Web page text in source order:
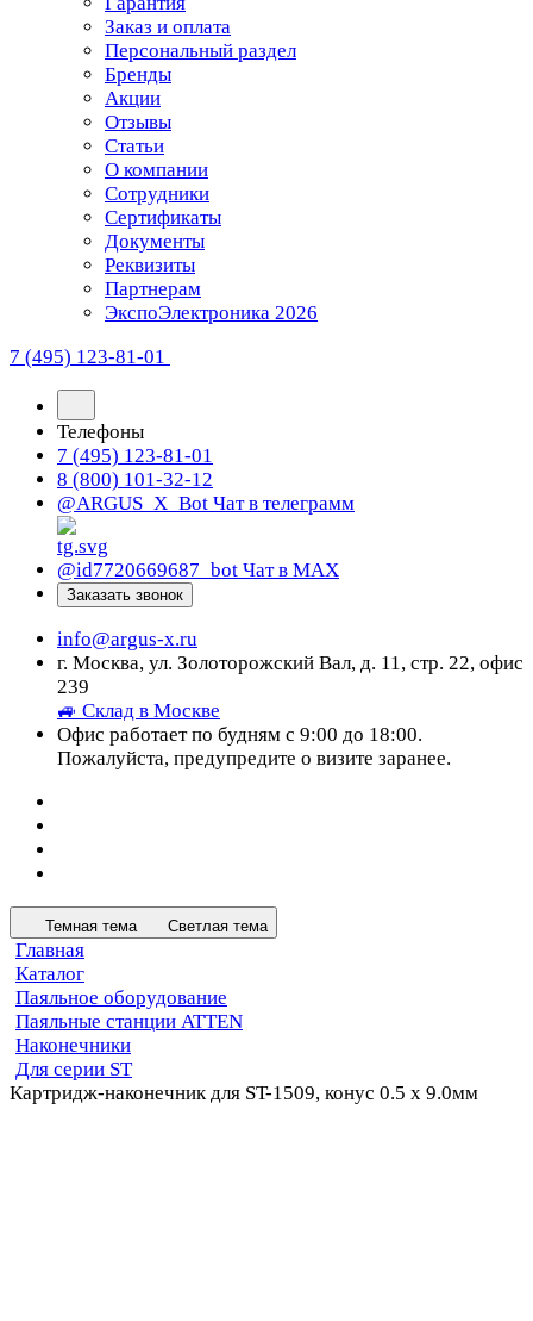
Заказ и оплата
Персональный раздел
Бренды
Акции
Отзывы
Статьи
О компании
Сотрудники
Сертификаты
Документы
Реквизиты
Партнерам
ЭкспоЭлектроника 2026
7 (495) 123-81-01
Телефоны
7 (495) 123-81-01
8 (800) 101-32-12
@ARGUS_X_Bot Чат в телеграмм
@id7720669687_bot Чат в МАХ
Заказать звонок
info@argus-x.ru
г. Москва, ул. Золоторожский Вал, д. 11, стр. 22, офис
239
🚙 Склад в Москве
Офис работает по будням с 9:00 до 18:00.
Пожалуйста, предупредите о визите заранее.
Темная тема Светлая тема
Главная
Каталог
Паяльное оборудование
Паяльные станции ATTEN
Наконечники
Для серии ST
Картридж-наконечник для ST-1509, конус 0.5 x 9.0мм